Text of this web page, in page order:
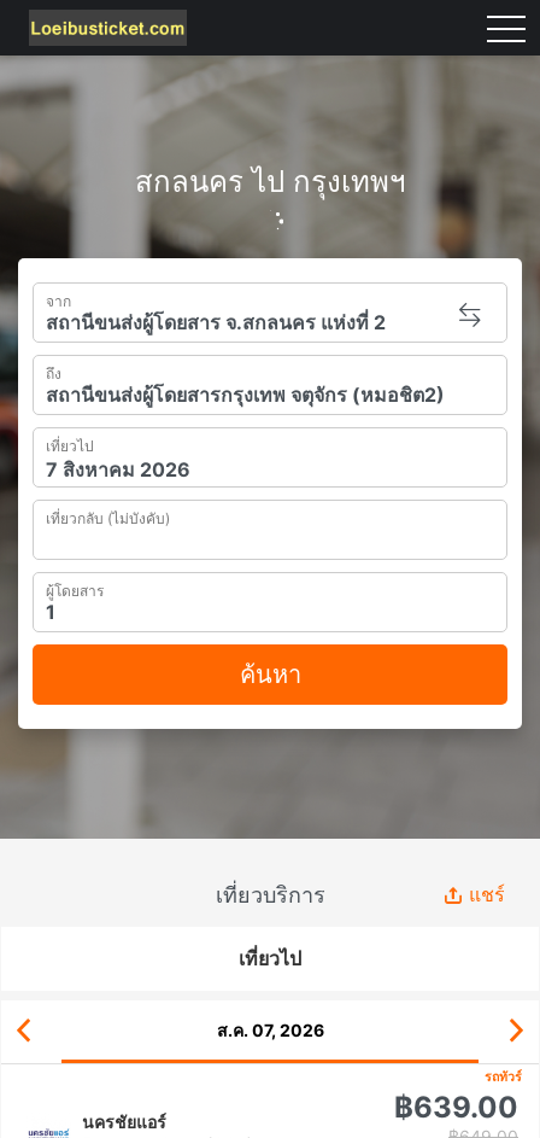
สกลนคร ไป กรุงเทพฯ
จาก
ถึง
เที่ยวไป
เที่ยวกลับ (ไม่บังคับ)
ผู้โดยสาร
ค้นหา
เที่ยวบริการ แชร์
เที่ยวไป
ส.ค. 07, 2026
รถทัวร์
นครชัยแอร์
฿639.00